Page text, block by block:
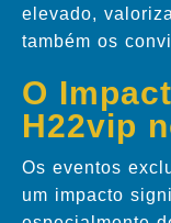
elevado,
também os
O
H22vip
Os eventos
um impacto